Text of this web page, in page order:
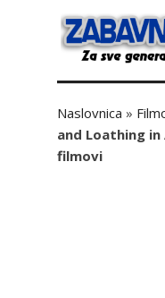
Naslovnica »
and Loathing
filmovi